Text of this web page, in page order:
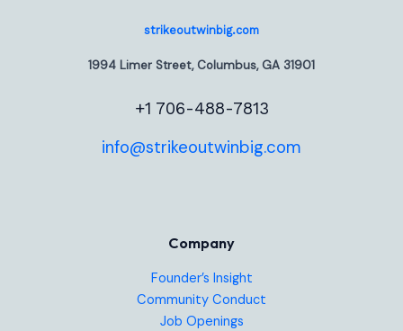
strikeoutwinbig.com
1994 Limer Street, Columbus, GA 31901
+1 706-488-7813
info@strikeoutwinbig.com
Company
Founder’s Insight
Community Conduct
Job Openings